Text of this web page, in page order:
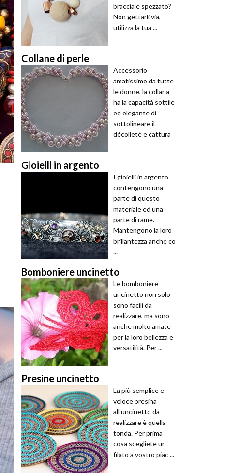
bracciale spezzato?
Non gettarli via,
utilizza la tua ...
Collane di perle
Accessorio
amatissimo da tutte
le donne, la collana
ha la capacità sottile
ed elegante di
sottolineare il
décolleté e cattura
...
Gioielli in argento
I gioielli in argento
contengono una
parte di questo
materiale ed una
parte di rame.
Mantengono la loro
brillantezza anche co
...
Bomboniere uncinetto
Le bomboniere
uncinetto non solo
sono facili da
realizzare, ma sono
anche molto amate
per la loro bellezza e
versatilità. Per ...
Presine uncinetto
La più semplice e
veloce presina
all’uncinetto da
realizzare è quella
tonda. Per prima
cosa scegliete un
filato a vostro piac ...